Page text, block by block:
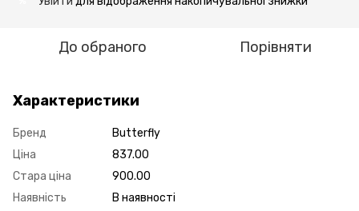
До обраного Порівняти
Характеристики
Бренд
Butterfly
Ціна
837.00
Стара ціна
900.00
Наявність
В наявності